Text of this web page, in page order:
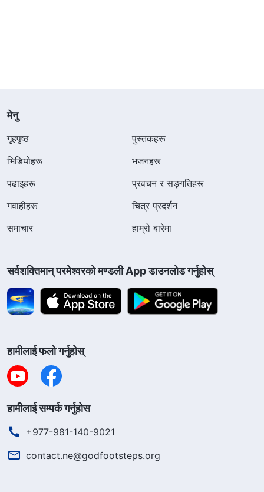
मेनु
गृहपृष्ठ
पुस्तकहरू
भिडियोहरू
भजनहरू
पढाइहरू
प्रवचन र सङ्गतिहरू
गवाहीहरू
चित्र प्रदर्शन
समाचार
हाम्रो बारेमा
सर्वशक्तिमान्‌ परमेश्‍वरको मण्डली App डाउनलोड गर्नुहोस्
हामीलाई फलो गर्नुहोस्
हामीलाई सम्पर्क गर्नुहोस
+977-981-140-9021
contact.ne@godfootsteps.org